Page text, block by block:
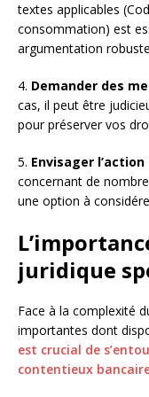
textes applicables
consommation) est
argumentation
4. Demander des
cas, il peut être
pour préserver vos
5. Envisager
concernant de
une option à
juridique
Face à la complexité
importantes dont
est crucial de
contentieux